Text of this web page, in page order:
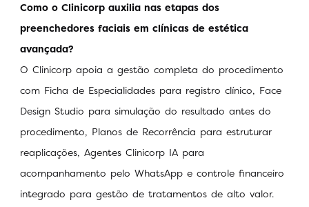
Como o Clinicorp auxilia nas etapas dos
preenchedores faciais em clínicas de estética
avançada?
O Clinicorp apoia a gestão completa do procedimento
com Ficha de Especialidades para registro clínico, Face
Design Studio para simulação do resultado antes do
procedimento, Planos de Recorrência para estruturar
reaplicações, Agentes Clinicorp IA para
acompanhamento pelo WhatsApp e controle financeiro
integrado para gestão de tratamentos de alto valor.